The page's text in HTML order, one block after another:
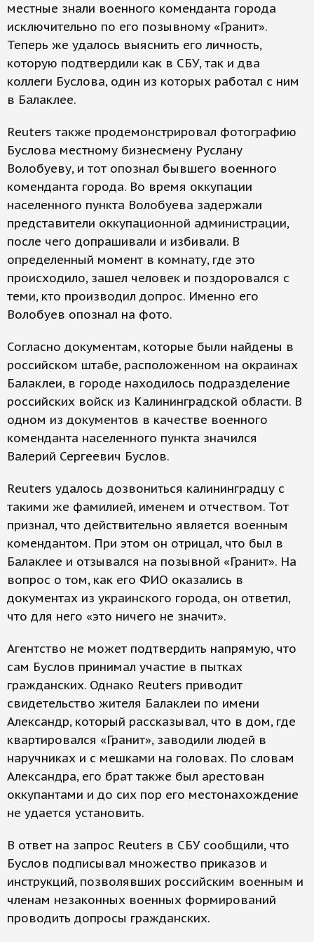
местные знали военного коменданта города
исключительно по его позывному «Гранит».
Теперь же удалось выяснить его личность,
которую подтвердили как в СБУ, так и два
коллеги Буслова, один из которых работал с ним
в Балаклее.
Reuters также продемонстрировал фотографию
Буслова местному бизнесмену Руслану
Волобуеву, и тот опознал бывшего военного
коменданта города. Во время оккупации
населенного пункта Волобуева задержали
представители оккупационной администрации,
после чего допрашивали и избивали. В
определенный момент в комнату, где это
происходило, зашел человек и поздоровался с
теми, кто производил допрос. Именно его
Волобуев опознал на фото.
Согласно документам, которые были найдены в
российском штабе, расположенном на окраинах
Балаклеи, в городе находилось подразделение
российских войск из Калининградской области. В
одном из документов в качестве военного
коменданта населенного пункта значился
Валерий Сергеевич Буслов.
Reuters удалось дозвониться калининградцу с
такими же фамилией, именем и отчеством. Тот
признал, что действительно является военным
комендантом. При этом он отрицал, что был в
Балаклее и отзывался на позывной «Гранит». На
вопрос о том, как его ФИО оказались в
документах из украинского города, он ответил,
что для него «это ничего не значит».
Агентство не может подтвердить напрямую, что
сам Буслов принимал участие в пытках
гражданских. Однако Reuters приводит
свидетельство жителя Балаклеи по имени
Александр, который рассказывал, что в дом, где
квартировался «Гранит», заводили людей в
наручниках и с мешками на головах. По словам
Александра, его брат также был арестован
оккупантами и до сих пор его местонахождение
не удается установить.
В ответ на запрос Reuters в СБУ сообщили, что
Буслов подписывал множество приказов и
инструкций, позволявших российским военным и
членам незаконных военных формирований
проводить допросы гражданских.